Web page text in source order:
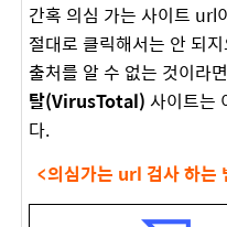
간혹 의심 가는 사이트 url
절대로 클릭해서는 안 되
출처를 알 수 없는 것이라
탈(VirusTotal) 사이트는
다.
<의심가는 url 검사 하